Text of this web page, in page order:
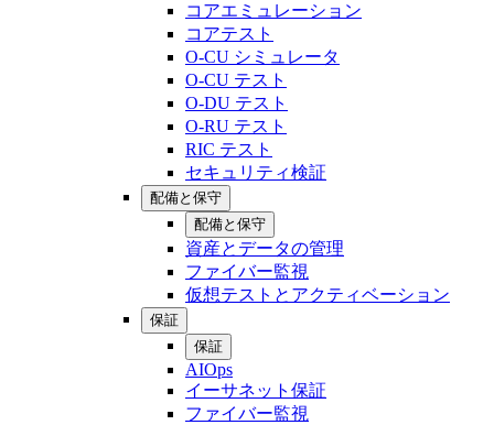
コアエミュレーション
コアテスト
O-CU シミュレータ
O-CU テスト
O-DU テスト
O-RU テスト
RIC テスト
セキュリティ検証
配備と保守
配備と保守
資産とデータの管理
ファイバー監視
仮想テストとアクティベーション
保証
保証
AIOps
イーサネット保証
ファイバー監視